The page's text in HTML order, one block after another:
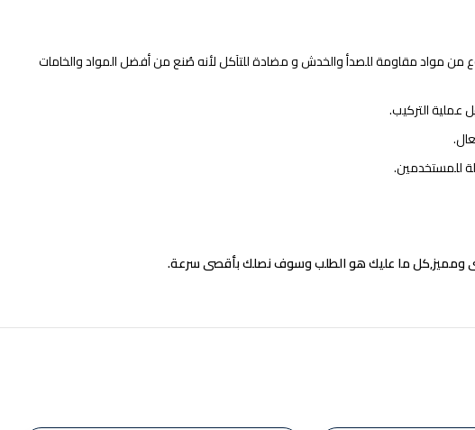
من مواد مقاومة للصدأ والخدش و مضادة للتآكل لأنه صُنع من أفضل المواد والخامات
عملية التركيب.
للمستخدمين.
ومميز,كل ما عليك هو الطلب وسوف نصلك بأقصى سرعة.